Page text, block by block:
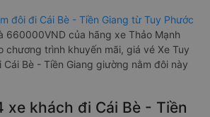
đôi đi Cái Bè - Tiền Giang từ Tuy Phước
660000VND của hãng xe Thảo Mạnh
chương trình khuyến mãi, giá vé Xe Tuy
Bè - Tiền Giang giường nằm đôi này
xe khách đi Cái Bè - Tiền